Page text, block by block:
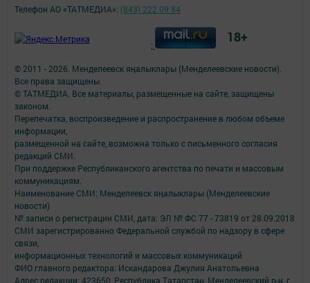
© 2011 - 2026. Менделеевск яӊалыклары (Менделеевские новости).
Все права защищены.
© ТАТМЕДИА. Все материалы, размещенные на сайте, защищены
законом.
Перепечатка, воспроизведение и распространение в любом объеме
информации,
размещенной на сайте, возможна только с письменного согласия
редакций СМИ.
При поддержке Республиканского агентства по печати и массовым
коммуникациям.
Наименование СМИ: Менделеевск яӊалыклары (Менделеевские
новости)
№ записи о регистрации СМИ, дата: ЭЛ № ФС 77 - 73819 от 28.09.2018
СМИ зарегистрированно Федеральной службой по надзору в сфере
связи,
информационных технологий и массовых коммуникаций
ФИО главного редактора: Искандарова Джулия Анатольевна
Адрес редакции: 423650, Республика Татарстан, Менделеевский р-н, г.
Телефон АО «ТАТМЕДИА»: (843) 222 09 84
; 18+